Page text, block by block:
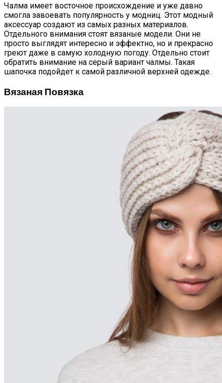
Чалма имеет восточное происхождение и уже давно
смогла завоевать популярность у модниц. Этот модный
аксессуар создают из самых разных материалов.
Отдельного внимания стоят вязаные модели. Они не
просто выглядят интересно и эффектно, но и прекрасно
греют даже в самую холодную погоду. Отдельно стоит
обратить внимание на серый вариант чалмы. Такая
шапочка подойдет к самой различной верхней одежде.
Вязаная Повязка